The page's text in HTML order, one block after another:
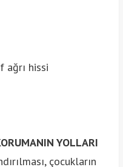
ağrı hissi
YOLLARI
çocukların